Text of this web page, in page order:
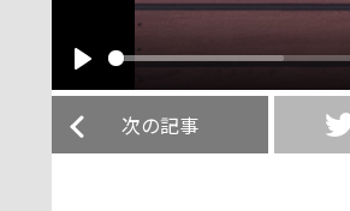
Play
次の記事